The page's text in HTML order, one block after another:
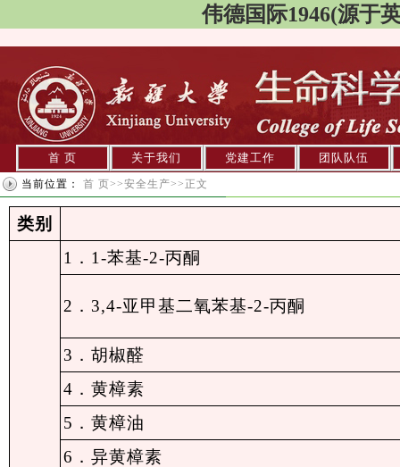
伟德国际1946(源于
首 页 关于我们 党建工作 团队队伍
当前位置： 首 页>>安全生产>> 正文
类别
1．1-苯基-2-丙酮
2．3,4-亚甲基二氧苯基-2-丙酮
3．胡椒醛
4．黄樟素
5．黄樟油
6．异黄樟素